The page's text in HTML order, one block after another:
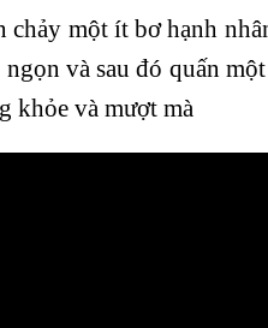
chảy một ít bơ hạnh
và sau đó quấn
khỏe và mượt mà